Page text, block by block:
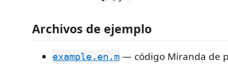
Archivos de ejemplo
example.en.m — código Miranda de